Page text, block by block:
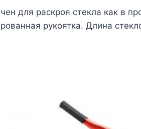
для раскроя стекла как в
рукоятка. Длина